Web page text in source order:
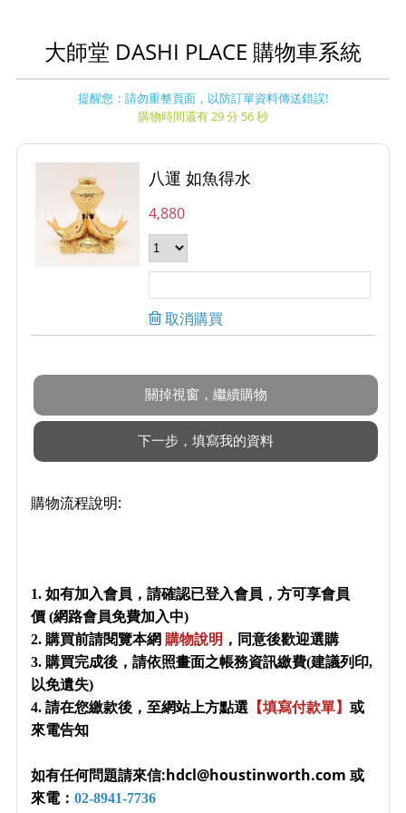
大師堂 DASHI PLACE 購物車系統
提醒您：請勿重整頁面，以防訂單資料傳送錯誤!
購物時間還有 29 分 56 秒
八運 如魚得水
4,880
取消購買
購物流程說明:
1. 如有加入會員，請確認已登入會員，方可享會員
價 (網路會員免費加入中)
2. 購買前請閱覽本網 購物說明 ，同意後歡迎選購
3. 購買完成後，請依照畫面之帳務資訊繳費(建議列印,
以免遺失)
4. 請在您繳款後，至網站上方點選 【填寫付款單】 或
來電告知
如有任何問題請來信:hdcl@houstinworth.com 或
來電： 02-8941-7736